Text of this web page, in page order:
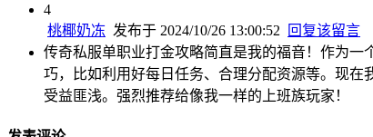
4
桃椰奶冻 发布于 2024/10/26 13:00:52
回复该留言
传奇私服单职业打金攻略简直是我的福音！作为
巧，比如利用好每日任务、合理分配资源等。现
受益匪浅。强烈推荐给像我一样的上班族玩家！